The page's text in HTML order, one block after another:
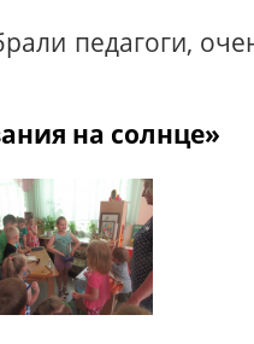
педагоги,
на солнце»